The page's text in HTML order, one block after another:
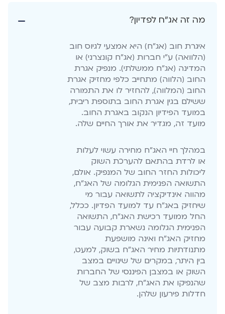
מה זה אג"ח לפדיון?
איגרת חוב (אג"ח) היא אמצעי לגיוס חוב
(הלוואה) ע"י חברות (אג"ח קונצרני) או
המדינה (אג"ח ממשלתי). מנפיק אגרת
החוב (הלווה) מתחייב כלפי מחזיק אגרת
החוב (המלווה), להחזיר לו את התמורה
ששילם בגין אגרת החוב בתוספת ריבית,
במועד הפידיון הנקוב באגרת החוב.
מועד זה, מגדיר את אורך החיים שלה.
במהלך חיי האג"ח מחירה עשוי לעלות
או לרדת בהתאם להערכת השוק
ליכולות החזר החוב של המנפיק. אולם,
התשואה הפנימית הגלומה של האג"ח,
מהווה אינדיקציה לתשואה עבור מי
שיחזיק באג"ח עד למועד הפדיון. ככלל,
החל ממועד רכישת האג"ח, התשואה
הפנימית הגלומה נשארת קבועה עבור
מחזיק האג"ח ואינה מושפעת
מתנודתיות מחיר האג"ח בשוק, למעט,
בין היתר, במקרים של שינויים במצב
השוק או במצבן הפיננסי של החברות
שהנפיקו את האג"ח, לרבות מצב של
חדלות פירעון שלהן.